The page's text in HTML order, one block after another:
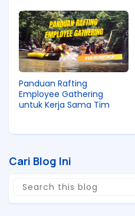
Panduan Rafting
Employee Gathering
untuk Kerja Sama Tim
Cari Blog Ini